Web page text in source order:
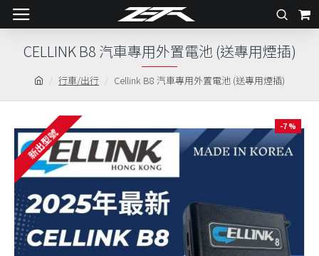
行車/出行 Cellink B8 汽車專用外置電池 (送專用煙插)
CELLINK B8 汽車專用外置電池 (送專用煙插)
新出型號 -7 %